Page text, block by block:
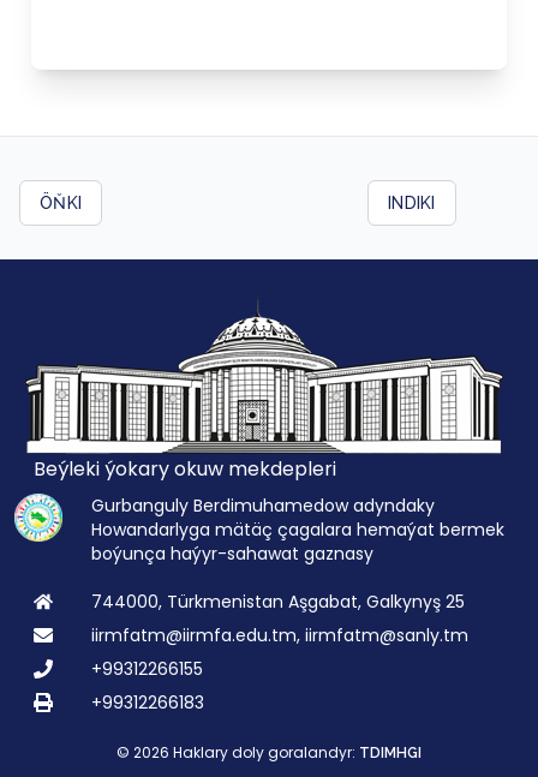
ÖŇKI INDIKI
Beýleki ýokary okuw mekdepleri
Gurbanguly Berdimuhamedow adyndaky
Howandarlyga mätäç çagalara hemaýat bermek
boýunça haýyr-sahawat gaznasy
744000, Türkmenistan Aşgabat, Galkynyş 25
iirmfatm@iirmfa.edu.tm, iirmfatm@sanly.tm
+99312266155
+99312266183
© 2026 Haklary doly goralandyr: TDIMHGI